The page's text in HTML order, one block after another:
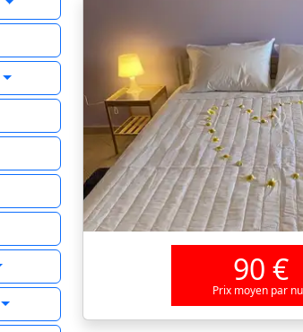
90 €
Prix moyen par